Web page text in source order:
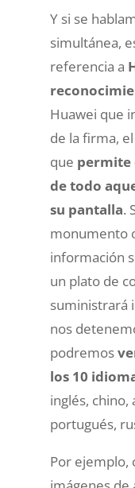
Y si se
simultánea,
referencia a
Huawei que
de la firma, el
que permite
de todo
su pantalla.
monumento
información
un plato de
suministrará
nos
podremos
los 10
inglés, chino,
portugués,
Por ejemplo,